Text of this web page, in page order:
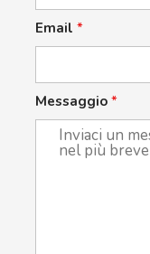
Email *
Messaggio *